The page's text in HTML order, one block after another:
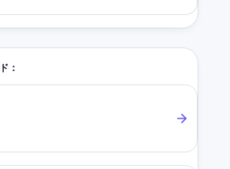
：